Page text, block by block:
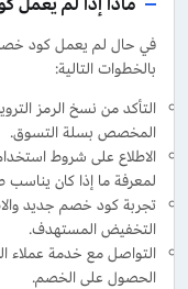
في حال لم يعمل كود
بالخطوات التالية:
التأكد من نسخ الرمز
المخصص بسلة التسوق.
الاطلاع على شروط
لمعرفة ما إذا كان يناسب
تجربة كود خصم جديد
التخفيض المستهدف.
التواصل مع خدمة عملاء
الحصول على الخصم.